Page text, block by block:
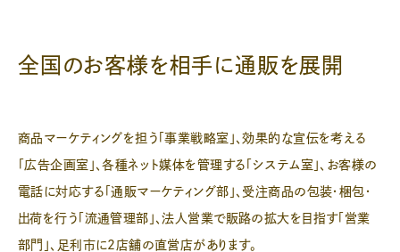
全国のお客様を相手に通販を展開
商品マーケティングを担う「事業戦略室」、効果的な宣伝を考える
「広告企画室」、各種ネット媒体を管理する「システム室」、お客様の
電話に対応する「通販マーケティング部」、受注商品の包装・梱包・
出荷を行う「流通管理部」、法人営業で販路の拡大を目指す「営業
部門」、足利市に2店舗の直営店があります。